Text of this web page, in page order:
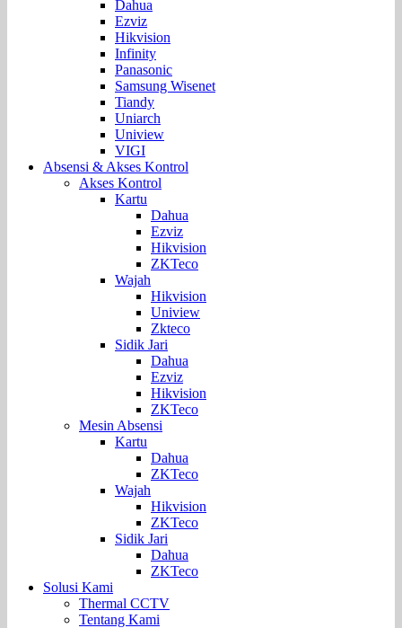
Dahua
Ezviz
Hikvision
Infinity
Panasonic
Samsung Wisenet
Tiandy
Uniarch
Uniview
VIGI
Absensi & Akses Kontrol
Akses Kontrol
Kartu
Dahua
Ezviz
Hikvision
ZKTeco
Wajah
Hikvision
Uniview
Zkteco
Sidik Jari
Dahua
Ezviz
Hikvision
ZKTeco
Mesin Absensi
Kartu
Dahua
ZKTeco
Wajah
Hikvision
ZKTeco
Sidik Jari
Dahua
ZKTeco
Solusi Kami
Thermal CCTV
Tentang Kami